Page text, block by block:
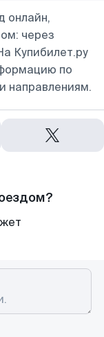
онлайн,
через
Купибилет.ру
по
направлениям.